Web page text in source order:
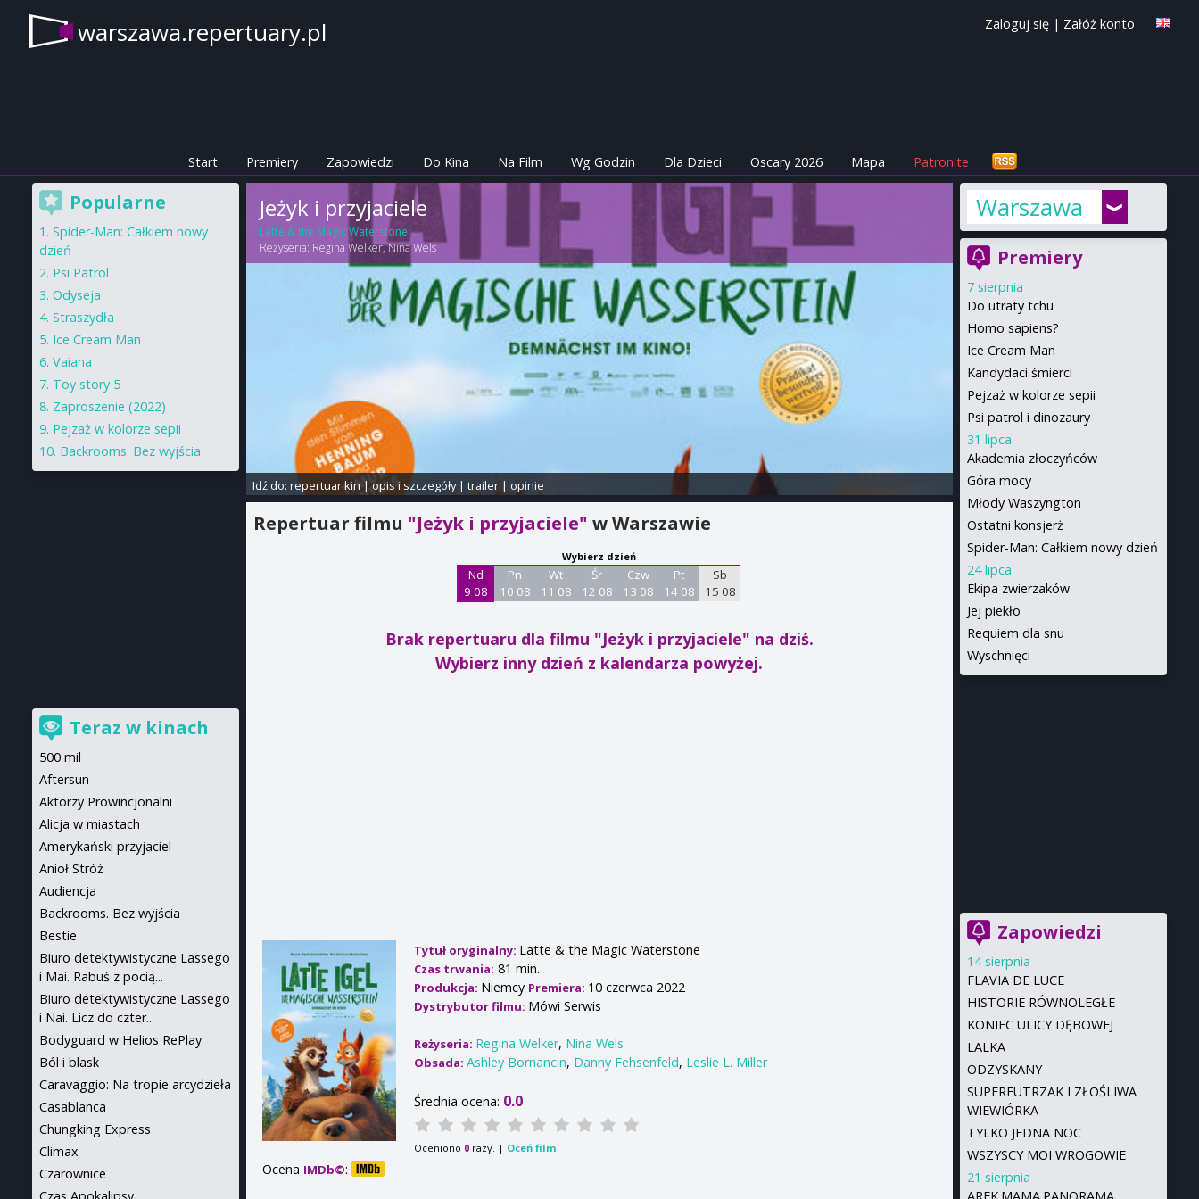
warszawa.repertuary.pl Zaloguj się | Załóż konto
Start Premiery Zapowiedzi Do Kina Na Film Wg Godzin Dla Dzieci Oscary 2026 Mapa Patronite
Jeżyk i przyjaciele
Latte & the Magic Waterstone
Reżyseria: Regina Welker,Nina Wels
Idź do: repertuar kin|opis i szczegóły| trailer| opinie
Repertuar filmu "Jeżyk i przyjaciele"w Warszawie
Wybierz dzień
Nd
9 08
Pn
10 08
Wt
11 08
Śr
12 08
Czw
13 08
Pt
14 08
Sb
15 08
Brak repertuaru dla filmu "Jeżyk i przyjaciele" na dziś.
Wybierz inny dzień z kalendarza powyżej.
Tytuł oryginalny: Latte & the Magic Waterstone
Czas trwania: 81 min.
Produkcja: Niemcy Premiera: 10 czerwca 2022
Dystrybutor filmu: Mówi Serwis
Reżyseria: Regina Welker, Nina Wels
Obsada:Ashley Bornancin, Danny Fehsenfeld, Leslie L. Miller
Średnia ocena: 0.0
Oceniono 0 razy. | Oceń film
Ocena IMDb©:
Warszawa
Premiery
7 sierpnia
Do utraty tchu
Homo sapiens?
Ice Cream Man
Kandydaci śmierci
Pejzaż w kolorze sepii
Psi patrol i dinozaury
31 lipca
Akademia złoczyńców
Góra mocy
Młody Waszyngton
Ostatni konsjerż
Spider-Man: Całkiem nowy dzień
24 lipca
Ekipa zwierzaków
Jej piekło
Requiem dla snu
Wyschnięci
Zapowiedzi
14 sierpnia
FLAVIA DE LUCE
HISTORIE RÓWNOLEGŁE
KONIEC ULICY DĘBOWEJ
LALKA
ODZYSKANY
SUPERFUTRZAK I ZŁOŚLIWA
WIEWIÓRKA
TYLKO JEDNA NOC
WSZYSCY MOI WROGOWIE
21 sierpnia
Popularne
Spider-Man: Całkiem nowy
dzień
Psi Patrol
Odyseja
Straszydła
Ice Cream Man
Vaiana
Toy story 5
Zaproszenie (2022)
Pejzaż w kolorze sepii
Backrooms. Bez wyjścia
Teraz w kinach
500 mil
Aftersun
Aktorzy Prowincjonalni
Alicja w miastach
Amerykański przyjaciel
Anioł Stróż
Audiencja
Backrooms. Bez wyjścia
Bestie
Biuro detektywistyczne Lassego
i Mai. Rabuś z pocią...
Biuro detektywistyczne Lassego
i Nai. Licz do czter...
Bodyguard w Helios RePlay
Ból i blask
Caravaggio: Na tropie arcydzieła
Casablanca
Chungking Express
Climax
Czarownice